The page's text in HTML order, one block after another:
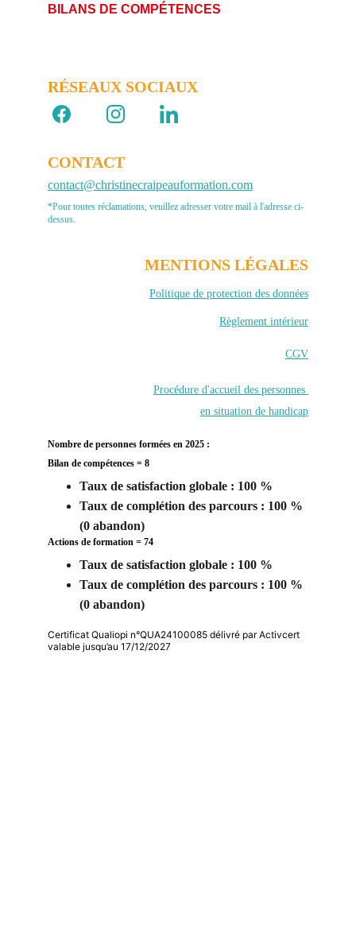
CONTACT
contact@christinecraipeauformation.com
RÉSEAUX SOCIAUX
Politique de protection des données
MENTIONS LÉGALES
Règlement intérieur
CGV
Procédure d'accueil des personnes
en situation de handicap
*Pour toutes réclamations, veuillez adresser votre mail à l'adresse ci-
dessus.
BILANS DE COMPÉTENCES
Nombre de personnes formées en 2025 :
Bilan de compétences = 8
Taux de satisfaction globale : 100 %
Taux de complétion des parcours : 100 %
(0 abandon)
Actions de formation = 74
Taux de satisfaction globale : 100 %
Taux de complétion des parcours : 100 %
(0 abandon)
Certificat Qualiopi n°QUA24100085 délivré par Activcert
valable jusqu’au 17/12/2027